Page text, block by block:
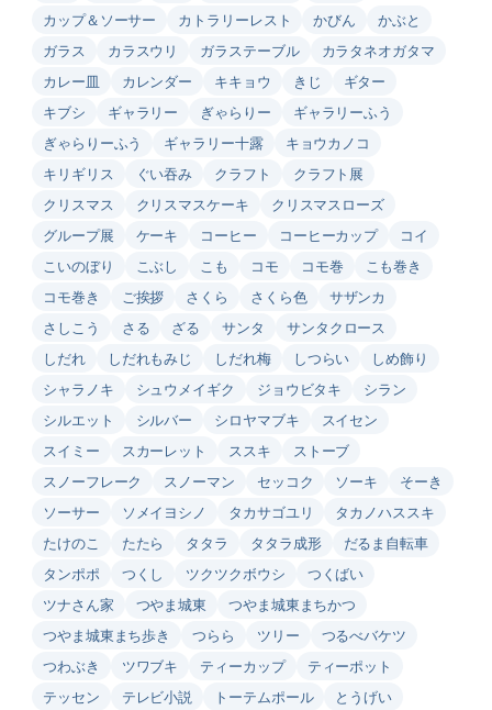
カップ＆ソーサー
カトラリーレスト かびん
かぶと
ガラス
カラスウリ ガラステーブル
カラタネオガタマ
カレー皿
カレンダー キキョウ きじ
ギター
キブシ
ギャラリー ぎゃらりー
ギャラリーふう
ぎゃらりーふう
ギャラリー十露
キョウカノコ
キリギリス
ぐい吞み クラフト
クラフト展
クリスマス
クリスマスケーキ
クリスマスローズ
グループ展
ケーキ コーヒー コーヒーカップ
コイ
こいのぼり
こぶし こも コモ コモ巻
こも巻き
コモ巻き
ご挨拶 さくら さくら色
サザンカ
さしこう
さる ざる サンタ
サンタクロース
しだれ
しだれもみじ しだれ梅 しつらい
しめ飾り
シャラノキ
シュウメイギク ジョウビタキ
シラン
シルエット
シルバー シロヤマブキ
スイセン
スイミー
スカーレット ススキ
ストーブ
スノーフレーク
スノーマン セッコク ソーキ
そーき
ソーサー
ソメイヨシノ タカサゴユリ
タカノハススキ
たけのこ
たたら タタラ タタラ成形
だるま自転車
タンポポ
つくし ツクツクボウシ
つくばい
ツナさん家
つやま城東
つやま城東まちかつ
つやま城東まち歩き
つらら ツリー
つるべバケツ
つわぶき
ツワブキ ティーカップ
ティーポット
テッセン
テレビ小説 トーテムポール
とうげい